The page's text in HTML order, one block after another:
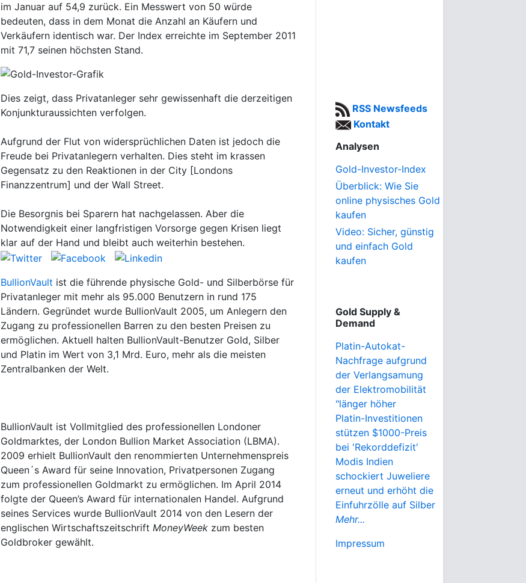
im Januar auf 54,9 zurück. Ein Messwert von 50 würde
bedeuten, dass in dem Monat die Anzahl an Käufern und
Verkäufern identisch war. Der Index erreichte im September 2011
mit 71,7 seinen höchsten Stand.
Dies zeigt, dass Privatanleger sehr gewissenhaft die derzeitigen
Konjunkturaussichten verfolgen.
Aufgrund der Flut von widersprüchlichen Daten ist jedoch die
Freude bei Privatanlegern verhalten. Dies steht im krassen
Gegensatz zu den Reaktionen in der City [Londons
Finanzzentrum] und der Wall Street.
Die Besorgnis bei Sparern hat nachgelassen. Aber die
Notwendigkeit einer langfristigen Vorsorge gegen Krisen liegt
klar auf der Hand und bleibt auch weiterhin bestehen.
BullionVault ist die führende physische Gold- und Silberbörse für
Privatanleger mit mehr als 95.000 Benutzern in rund 175
Ländern. Gegründet wurde BullionVault 2005, um Anlegern den
Zugang zu professionellen Barren zu den besten Preisen zu
ermöglichen. Aktuell halten BullionVault-Benutzer Gold, Silber
und Platin im Wert von 3,1 Mrd. Euro, mehr als die meisten
Zentralbanken der Welt.
BullionVault ist Vollmitglied des professionellen Londoner
Goldmarktes, der London Bullion Market Association (LBMA).
2009 erhielt BullionVault den renommierten Unternehmenspreis
Queen´s Award für seine Innovation, Privatpersonen Zugang
zum professionellen Goldmarkt zu ermöglichen. Im April 2014
folgte der Queen’s Award für internationalen Handel. Aufgrund
seines Services wurde BullionVault 2014 von den Lesern der
englischen Wirtschaftszeitschrift MoneyWeek zum besten
Goldbroker gewählt.
RSS Newsfeeds
Kontakt
Analysen
Gold-Investor-Index
Überblick: Wie Sie
online physisches Gold
kaufen
Video: Sicher, günstig
und einfach Gold
kaufen
Gold Supply &
Demand
Platin-Autokat-
Nachfrage aufgrund
der Verlangsamung
der Elektromobilität
"länger höher
Platin-Investitionen
stützen $1000-Preis
bei 'Rekorddefizit'
Modis Indien
schockiert Juweliere
erneut und erhöht die
Einfuhrzölle auf Silber
Mehr...
Impressum